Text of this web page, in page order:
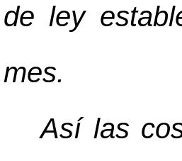
de ley
mes.
Así las